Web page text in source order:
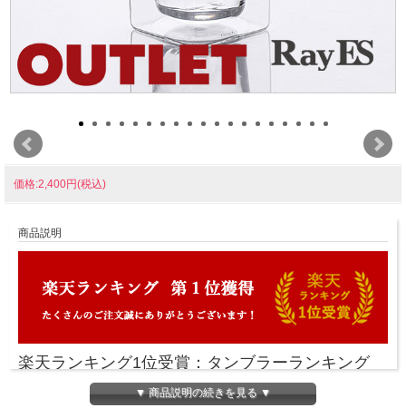
価格:2,400円(税込)
商品説明
楽天ランキング1位受賞：タンブラーランキング
（2023/6/8）
▼ 商品説明の続きを見る ▼